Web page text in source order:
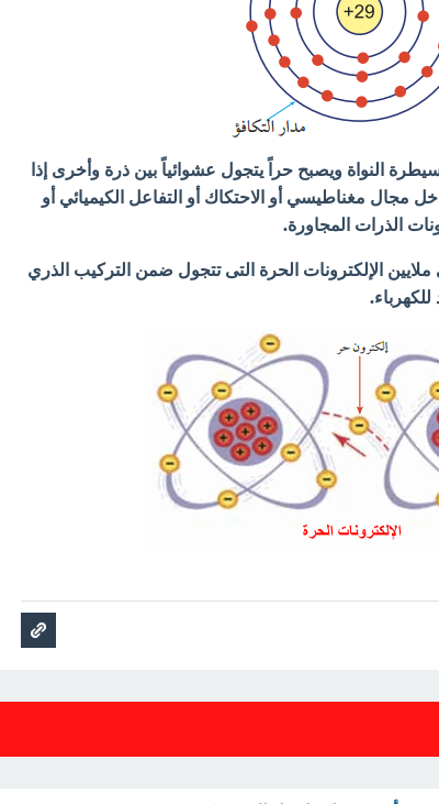
النواة ويصبح حراً يتجول عشوائياً بين ذرة وأخرى إذا
مجال مغناطيسي أو الاحتكاك أو التفاعل الكيميائي أو
الذرات المجاورة.
الإلكترونات الحرة التى تتجول ضمن التركيب الذري